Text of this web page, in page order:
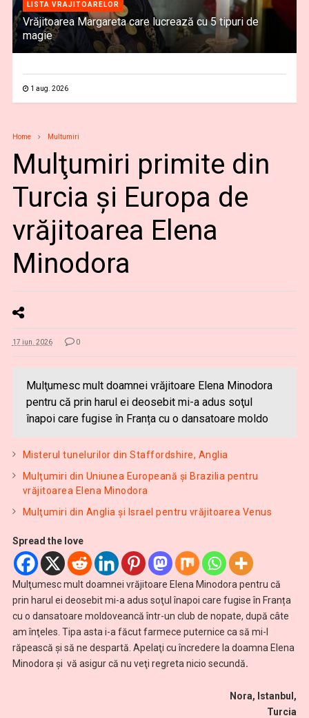
LISTA VRAJITOARELOR
Vrăjitoarea Margareta care lucrează cu 5 tipuri de
magie
1 aug. 2026
Home Multumiri
Mulţumiri primite din
Turcia și Europa de
vrăjitoarea Elena
Minodora
17 iun. 2026 0
Mulţumesc mult doamnei vrăjitoare Elena Minodora
pentru că prin harul ei deosebit mi-a adus soţul
înapoi care fugise în Franța cu o dansatoare moldo
Misterul tunelurilor din Staffordshire, Anglia
Mulţumiri din Uniunea Europeană și Brazilia pentru
vrăjitoarea Elena Minodora
Mulţumiri din Anglia și Israel pentru vrăjitoarea Venus
Spread the love
Mulţumesc mult doamnei vrăjitoare Elena Minodora pentru că
prin harul ei deosebit mi-a adus soţul înapoi care fugise în Franța
cu o dansatoare moldoveancă într-un club de nopate, după câte
am înţeles. Tipa asta i-a făcut farmece puternice ca să mi-l
răpească şi să ne despartă. Apelaţi cu încredere la doamna Elena
Minodora şi vă asigur că nu veţi regreta nicio secundă.
Nora, Istanbul,
Turcia